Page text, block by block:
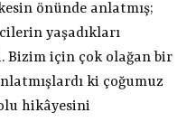
önünde anlatmış;
yaşadıkları
Bizim için çok olağan bir
ki çoğumuz
hikâyesini